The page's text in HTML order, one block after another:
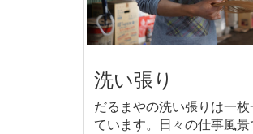
洗い張り
だるまやの洗い張りは一
ています。日々の仕事風景